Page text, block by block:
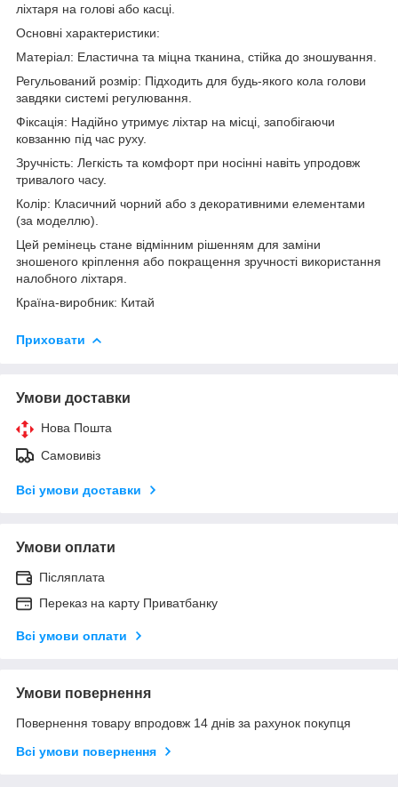
ліхтаря на голові або касці.
Основні характеристики:
Матеріал: Еластична та міцна тканина, стійка до зношування.
Регульований розмір: Підходить для будь-якого кола голови
завдяки системі регулювання.
Фіксація: Надійно утримує ліхтар на місці, запобігаючи
ковзанню під час руху.
Зручність: Легкість та комфорт при носінні навіть упродовж
тривалого часу.
Колір: Класичний чорний або з декоративними елементами
(за моделлю).
Цей ремінець стане відмінним рішенням для заміни
зношеного кріплення або покращення зручності використання
налобного ліхтаря.
Країна-виробник: Китай
Приховати
Умови доставки
Нова Пошта
Самовивіз
Всі умови доставки
Умови оплати
Післяплата
Переказ на карту Приватбанку
Всі умови оплати
Умови повернення
Повернення товару впродовж 14 днів за рахунок покупця
Всі умови повернення